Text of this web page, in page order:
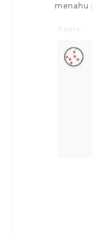
menahu
Reply